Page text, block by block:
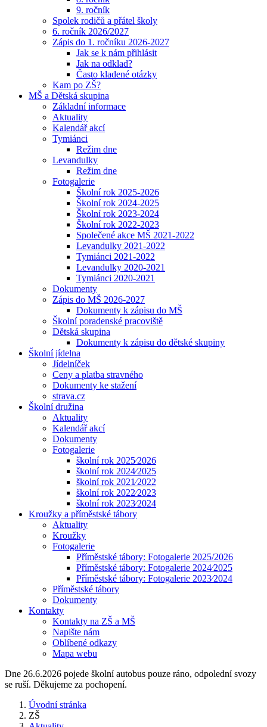
9. ročník
Spolek rodičů a přátel školy
6. ročník 2026/2027
Zápis do 1. ročníku 2026-2027
Jak se k nám přihlásit
Jak na odklad?
Často kladené otázky
Kam po ZŠ?
MŠ a Dětská skupina
Základní informace
Aktuality
Kalendář akcí
Tymiánci
Režim dne
Levandulky
Režim dne
Fotogalerie
Školní rok 2025-2026
Školní rok 2024-2025
Školní rok 2023-2024
Školní rok 2022-2023
Společené akce MŠ 2021-2022
Levandulky 2021-2022
Tymiánci 2021-2022
Levandulky 2020-2021
Tymiánci 2020-2021
Dokumenty
Zápis do MŠ 2026-2027
Dokumenty k zápisu do MŠ
Školní poradenské pracoviště
Dětská skupina
Dokumenty k zápisu do dětské skupiny
Školní jídelna
Jídelníček
Ceny a platba stravného
Dokumenty ke stažení
strava.cz
Školní družina
Aktuality
Kalendář akcí
Dokumenty
Fotogalerie
školní rok 2025⁄2026
školní rok 2024⁄2025
školní rok 2021⁄2022
školní rok 2022⁄2023
školní rok 2023⁄2024
Kroužky a příměstské tábory
Aktuality
Kroužky
Fotogalerie
Příměstské tábory: Fotogalerie 2025/2026
Příměstské tábory: Fotogalerie 2024⁄2025
Příměstské tábory: Fotogalerie 2023⁄2024
Příměstské tábory
Dokumenty
Kontakty
Kontakty na ZŠ a MŠ
Napište nám
Oblíbené odkazy
Mapa webu
Dne 26.6.2026 pojede školní autobus pouze ráno, odpolední svozy
se ruší. Děkujeme za pochopení.
Úvodní stránka
ZŠ